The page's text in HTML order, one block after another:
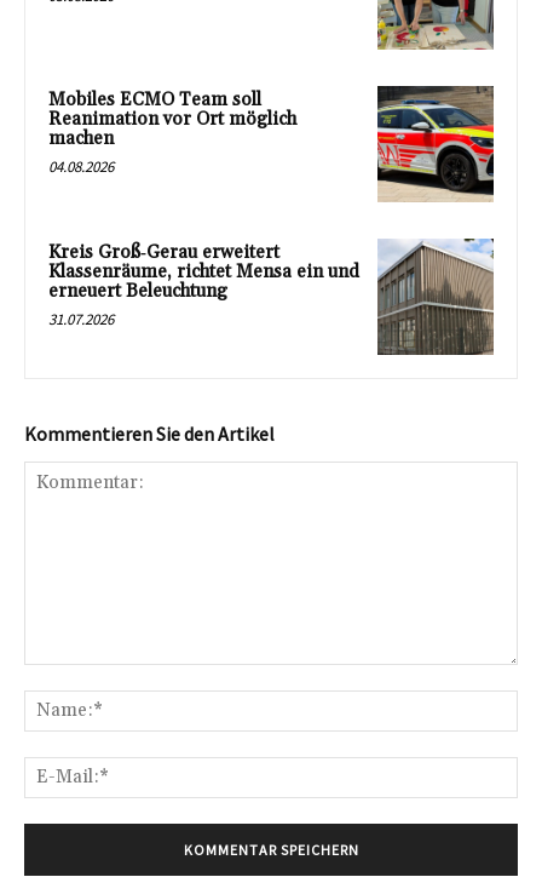
Mobiles ECMO Team soll
Reanimation vor Ort möglich
machen
04.08.2026
Kreis Groß‑Gerau erweitert
Klassenräume, richtet Mensa ein und
erneuert Beleuchtung
31.07.2026
Kommentieren Sie den Artikel